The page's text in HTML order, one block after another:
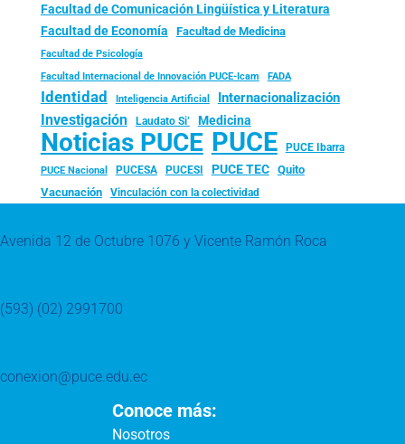
Facultad de Comunicación Lingüística y Literatura
Facultad de Economía Facultad de Medicina
Facultad de Psicología
Facultad Internacional de Innovación PUCE-Icam FADA
Identidad Inteligencia Artificial Internacionalización
Investigación Laudato Si’ Medicina
Noticias PUCE PUCE PUCE Ibarra
PUCE Nacional PUCESA PUCESI PUCE TEC
Quito
Vacunación
Vinculación con la colectividad
Avenida 12 de Octubre 1076 y Vicente Ramón Roca
(593) (02) 2991700
conexion@puce.edu.ec
Conoce más:
Nosotros